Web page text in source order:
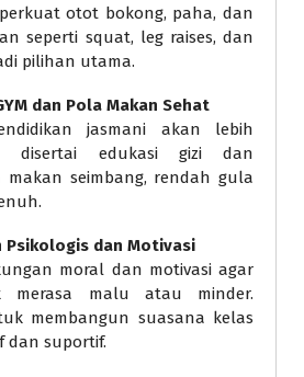
otot bokong, paha, dan
seperti squat, leg raises, dan
pilihan utama.
dan Pola Makan Sehat
jasmani akan lebih
disertai edukasi gizi dan
makan seimbang, rendah gula
Psikologis dan Motivasi
moral dan motivasi agar
merasa malu atau minder.
membangun suasana kelas
dan suportif.